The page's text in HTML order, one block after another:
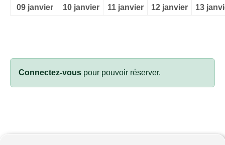
09 janvier
10 janvier
11 janvier
12 janvier
13
Connectez-vous pour pouvoir réserver.